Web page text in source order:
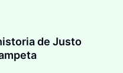
de Justo